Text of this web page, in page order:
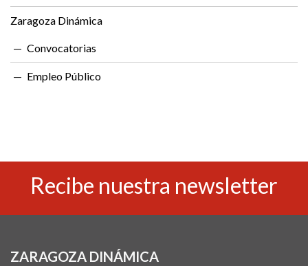
Zaragoza Dinámica
Convocatorias
Empleo Público
Recibe nuestra newsletter
ZARAGOZA DINÁMICA